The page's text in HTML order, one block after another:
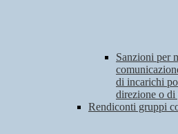
Sanzioni per
di incarichi
direzione o di
Rendiconti gruppi